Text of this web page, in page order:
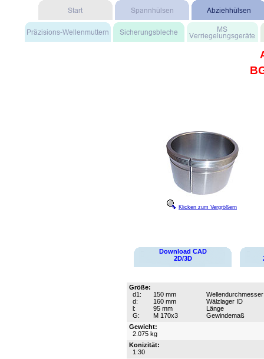
Klicken zum Vergrößern
Download CAD
2D/3D
Größe:
d1:
150 mm
Wellendurchmesser
d:
160 mm
Wälzlager ID
l:
95 mm
Länge
G:
M 170x3
Gewindemaß
Gewicht:
2.075 kg
Konizität:
1:30